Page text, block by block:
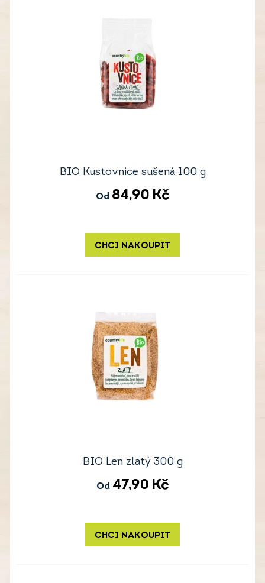
BIO Kustovnice sušená 100 g
Od 84,90 Kč
CHCI NAKOUPIT
BIO Len zlatý 300 g
Od 47,90 Kč
CHCI NAKOUPIT